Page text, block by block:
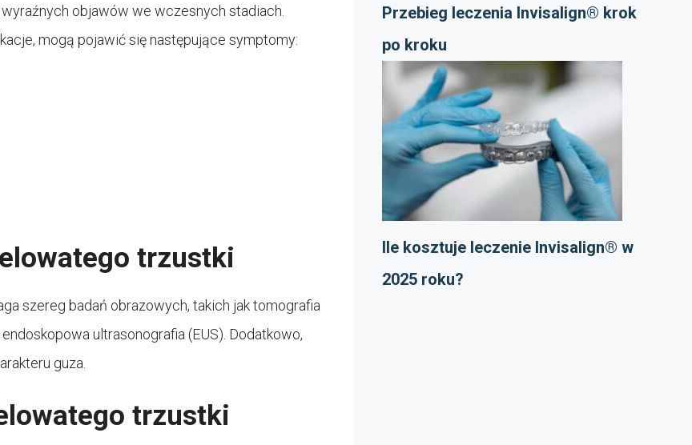
objawów we wczesnych stadiach.
mogą pojawić się następujące symptomy:
trzustki
szereg badań obrazowych, takich jak tomografia
ultrasonografia (EUS). Dodatkowo,
guza.
trzustki
Przebieg leczenia Invisalign® krok
po kroku
Ile kosztuje leczenie Invisalign® w
2025 roku?